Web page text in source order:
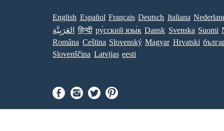
English Español Français Deutsch Italiana
العَرَبِيَّة
हिन्दी ру́сский язы́к Dansk Svenska Suomi
Româna Ceština Slovenský Magyar Hrvatski
Slovenščina Latvijas eesti